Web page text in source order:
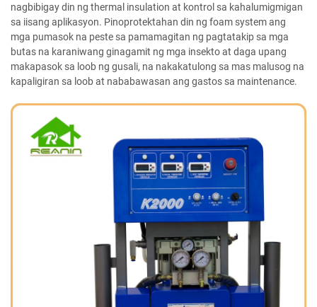
nagbibigay din ng thermal insulation at kontrol sa kahalumigmigan
sa iisang aplikasyon. Pinoprotektahan din ng foam system ang
mga pumasok na peste sa pamamagitan ng pagtatakip sa mga
butas na karaniwang ginagamit ng mga insekto at daga upang
makapasok sa loob ng gusali, na nakakatulong sa mas malusog na
kapaligiran sa loob at nababawasan ang gastos sa maintenance.